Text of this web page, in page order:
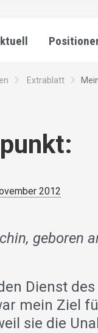
Extrablatt
2012
geboren
Dienst
mein Ziel
sie die